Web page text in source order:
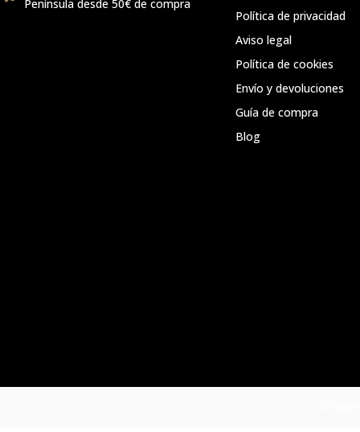
Península desde 50€ de compra
Política de privacidad
Aviso legal
Política de cookies
Envío y devoluciones
Guía de compra
Blog